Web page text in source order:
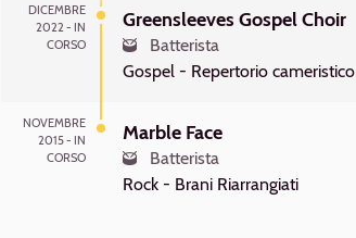
DICEMBRE
2022 - IN
CORSO
Greensleeves Gospel Choir
Batterista
Gospel - Repertorio cameristico
NOVEMBRE
2015 - IN
CORSO
Marble Face
Batterista
Rock - Brani Riarrangiati